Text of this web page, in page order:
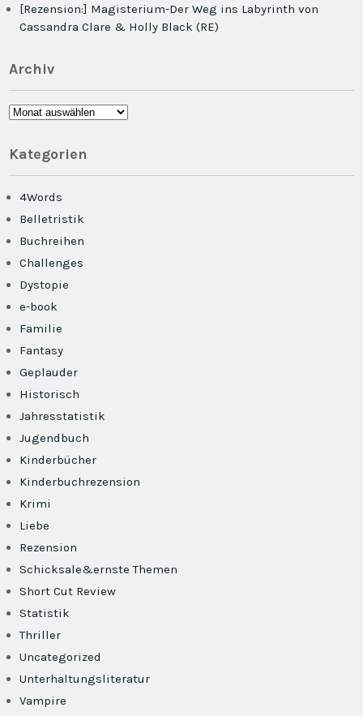
[Rezension:] Magisterium-Der Weg ins Labyrinth von
Cassandra Clare & Holly Black (RE)
Archiv
Archiv
Kategorien
4Words
Belletristik
Buchreihen
Challenges
Dystopie
e-book
Familie
Fantasy
Geplauder
Historisch
Jahresstatistik
Jugendbuch
Kinderbücher
Kinderbuchrezension
Krimi
Liebe
Rezension
Schicksale&ernste Themen
Short Cut Review
Statistik
Thriller
Uncategorized
Unterhaltungsliteratur
Vampire